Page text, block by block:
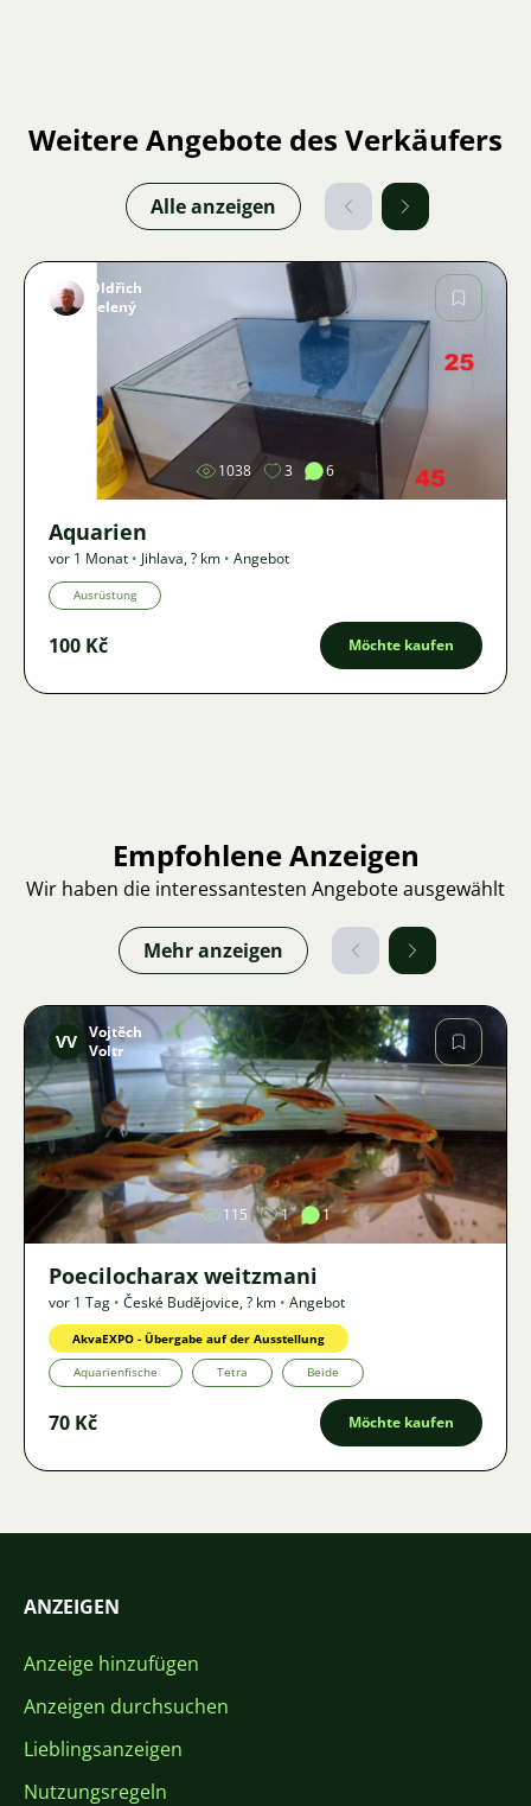
Weitere Angebote des Verkäufers
Alle anzeigen
Bild
Oldřich
Zelený
1038 3 6
Aquarien
vor 1 Monat • Jihlava,? km • Angebot
Ausrüstung
100 Kč Möchte kaufen
Empfohlene Anzeigen
Wir haben die interessantesten Angebote ausgewählt
Mehr anzeigen
Bild
VV Vojtěch
Voltr
115 1 1
Poecilocharax weitzmani
vor 1 Tag • České Budějovice,? km • Angebot
AkvaEXPO - Übergabe auf der Ausstellung
Aquarienfische Tetra Beide
70 Kč Möchte kaufen
ANZEIGEN
Anzeige hinzufügen
Anzeigen durchsuchen
Lieblingsanzeigen
Nutzungsregeln